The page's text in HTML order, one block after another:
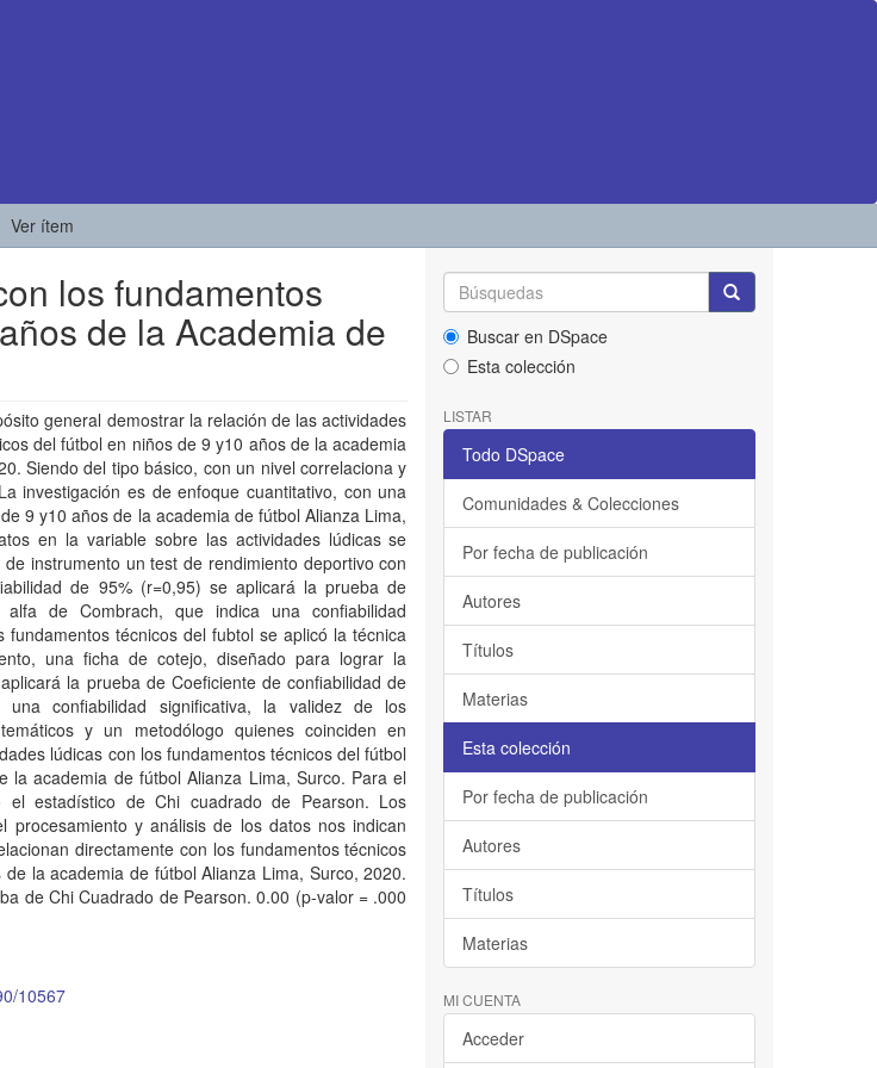
Ver ítem
los fundamentos
de la Academia de
general demostrar la relación de las actividades
del fútbol en niños de 9 y10 años de la academia
Siendo del tipo básico, con un nivel correlaciona y
investigación es de enfoque cuantitativo, con una
9 y10 años de la academia de fútbol Alianza Lima,
en la variable sobre las actividades lúdicas se
instrumento un test de rendimiento deportivo con
de 95% (r=0,95) se aplicará la prueba de
de Combrach, que indica una confiabilidad
técnicos del fubtol se aplicó la técnica
una ficha de cotejo, diseñado para lograr la
la prueba de Coeficiente de confiabilidad de
confiabilidad significativa, la validez de los
y un metodólogo quienes coinciden en
lúdicas con los fundamentos técnicos del fútbol
academia de fútbol Alianza Lima, Surco. Para el
estadístico de Chi cuadrado de Pearson. Los
procesamiento y análisis de los datos nos indican
directamente con los fundamentos técnicos
la academia de fútbol Alianza Lima, Surco, 2020.
de Chi Cuadrado de Pearson. 0.00 (p-valor = .000
10567
Buscar en DSpace
Esta colección
LISTAR
Todo DSpace
Comunidades & Colecciones
Por fecha de publicación
Autores
Títulos
Materias
Esta colección
Por fecha de publicación
Autores
Títulos
Materias
MI CUENTA
Acceder